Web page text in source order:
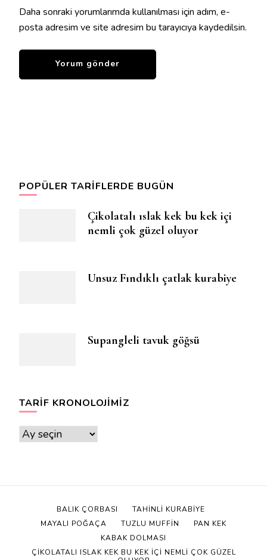
Daha sonraki yorumlarımda kullanılması için adım, e-
posta adresim ve site adresim bu tarayıcıya kaydedilsin.
POPÜLER TARIFLERDE BUGÜN
Çikolatalı ıslak kek bu kek içi
nemli çok güzel oluyor
Unsuz Fındıklı çatlak kurabiye
Supangleli tavuk göğsü
TARIF KRONOLOJIMIZ
Tarif
BALIK ÇORBASI
TAHINLI KURABIYE
MAYALI POĞAÇA
TUZLU MUFFIN
PAN KEK
KABAK DOLMASI
ÇIKOLATALI ISLAK KEK BU KEK IÇI NEMLI ÇOK GÜZEL